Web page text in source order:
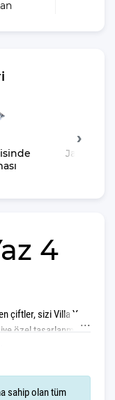
4
çiftler, sizi Villa Yaz
özel tasarlanmış
fırsatını
ideal bir seçenektir.
sahip olan tüm